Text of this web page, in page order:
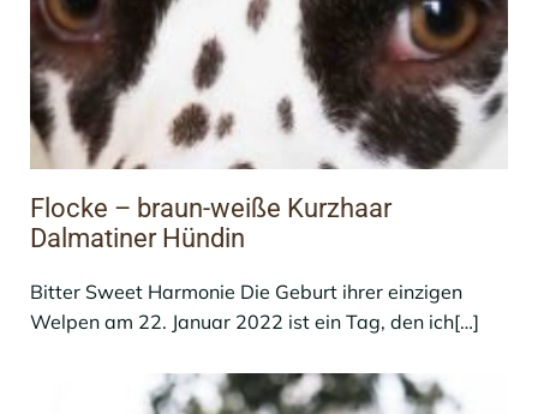
Flocke – braun-weiße Kurzhaar
Dalmatiner Hündin
Bitter Sweet Harmonie Die Geburt ihrer einzigen
Welpen am 22. Januar 2022 ist ein Tag, den ich[…]